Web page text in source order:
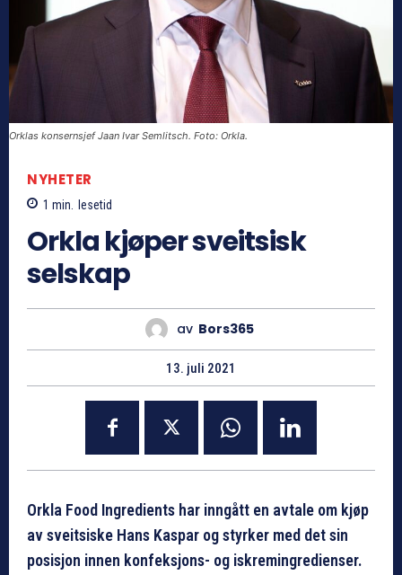
Orklas konsernsjef Jaan Ivar Semlitsch. Foto: Orkla.
NYHETER
1 min. lesetid
Orkla kjøper sveitsisk
selskap
av Bors365
13. juli 2021
Orkla Food Ingredients har inngått en avtale om kjøp
av sveitsiske Hans Kaspar og styrker med det sin
posisjon innen konfeksjons- og iskremingredienser.